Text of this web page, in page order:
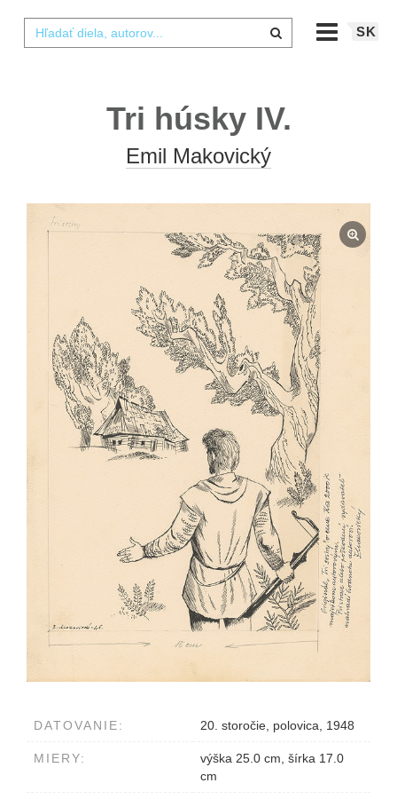
SK
Tri húsky IV.
Emil Makovický
DATOVANIE: 20. storočie, polovica, 1948
MIERY:
výška 25.0 cm, šírka 17.0
cm